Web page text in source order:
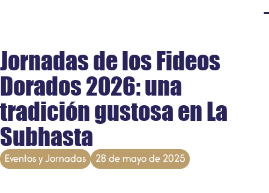
Jornadas de los Fideos
Dorados 2026: una
tradición gustosa en La
Subhasta
Eventos y Jornadas 28 de mayo de 2025